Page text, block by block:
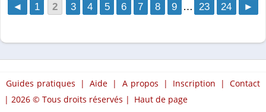
◄ 1 2 3 4 5 6 7 8 9 … 23 24 ►
Guides pratiques | Aide | A propos | Inscription | Contact
| 2026 © Tous droits réservés | Haut de page